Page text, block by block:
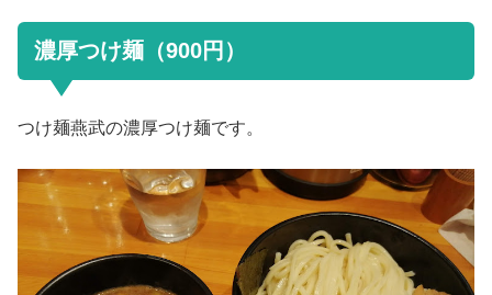
濃厚つけ麺（900円）
つけ麺燕武の濃厚つけ麺です。